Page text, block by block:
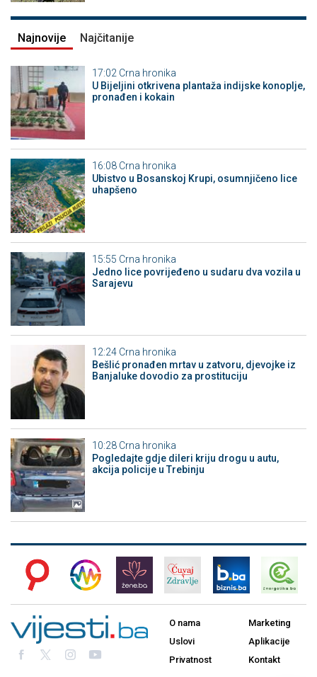
Najnovije Najčitanije
17:02 Crna hronika
​U Bijeljini otkrivena plantaža indijske konoplje,
pronađen i kokain
16:08 Crna hronika
Ubistvo u Bosanskoj Krupi, osumnjičeno lice
uhapšeno
15:55 Crna hronika
Јedno lice povrijeđeno u sudaru dva vozila u
Sarajevu
12:24 Crna hronika
Bešlić pronađen mrtav u zatvoru, djevojke iz
Banjaluke dovodio za prostituciju
10:28 Crna hronika
Pogledajte gdje dileri kriju drogu u autu,
akcija policije u Trebinju
O nama
Uslovi
Privatnost
Marketing
Aplikacije
Kontakt